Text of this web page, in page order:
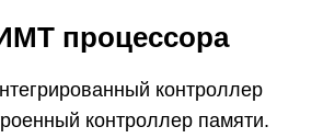
процессора
контроллер
контроллер памяти.